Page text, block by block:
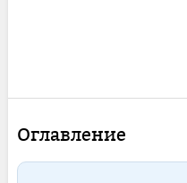
Оглавление